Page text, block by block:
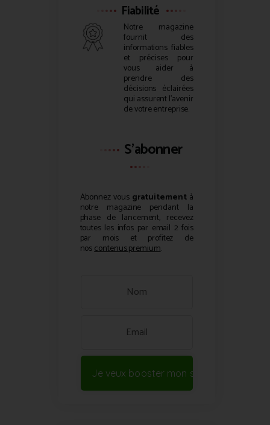
Fiabilité
Notre magazine
fournit des
informations fiables
et précises pour
vous aider à
prendre des
décisions éclairées
qui assurent l’avenir
de votre entreprise.
S'abonner
Abonnez vous gratuitementà
notre magazine pendant la
phase de lancement, recevez
toutes les infos par email 2 fois
par mois et profitez de
noscontenus premium.
Je veux booster mon site !